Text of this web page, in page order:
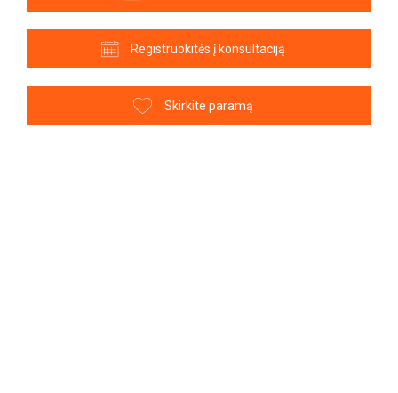
Registruokitės į konsultaciją
Skirkite paramą